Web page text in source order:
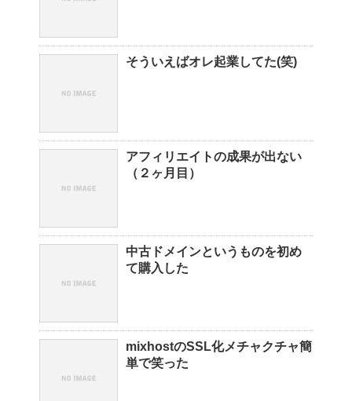
そういえばオレ起業してた(笑)
アフィリエイトの成果が出ない
（２ヶ月目）
中古ドメインというものを初め
て購入した
mixhostのSSL化メチャクチャ簡
単で笑った